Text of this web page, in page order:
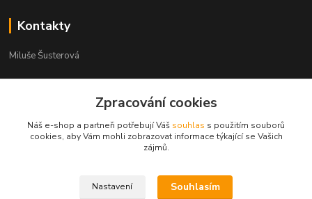
Kontakty
Miluše Šusterová
info@pivomil.cz
Zpracování cookies
Náš e-shop a partneři potřebují Váš souhlas s použitím souborů
cookies, aby Vám mohli zobrazovat informace týkající se Vašich
zájmů.
Nastavení Souhlasím